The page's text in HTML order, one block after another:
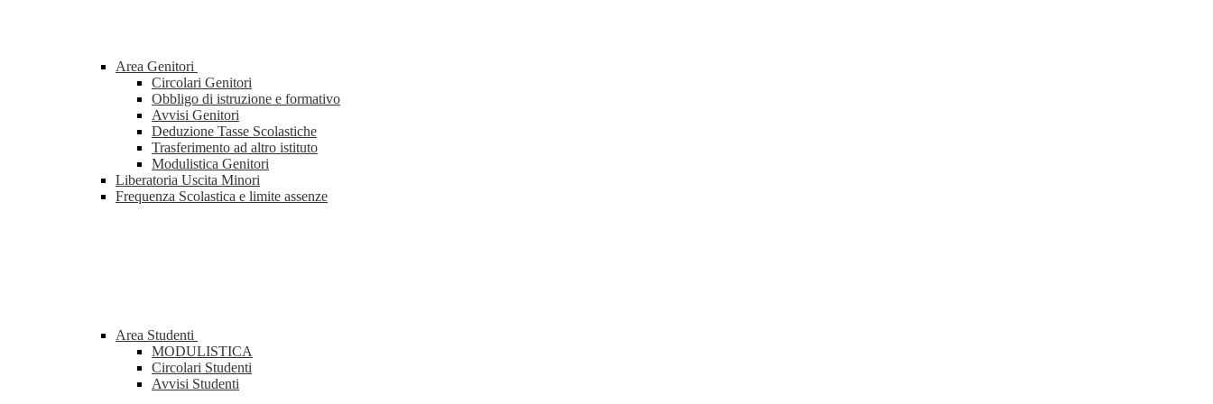
Area Genitori
Circolari Genitori
Obbligo di istruzione e formativo
Avvisi Genitori
Deduzione Tasse Scolastiche
Trasferimento ad altro istituto
Modulistica Genitori
Liberatoria Uscita Minori
Frequenza Scolastica e limite assenze
Area Studenti
MODULISTICA
Circolari Studenti
Avvisi Studenti